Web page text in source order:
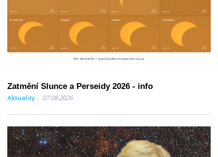
Zatmění Slunce a Perseidy 2026 - info
Aktuality 07.08.2026